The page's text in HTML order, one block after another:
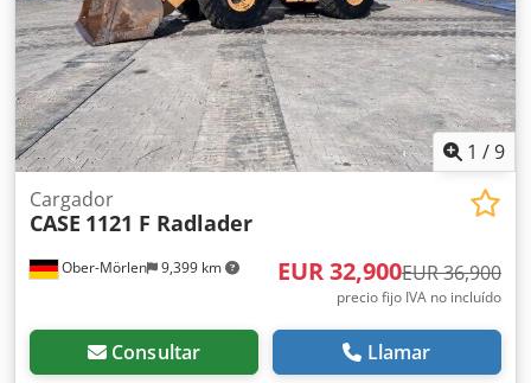
1 /9
Ober-Mörlen 9,399 km
Cargador
CASE 1121 F Radlader
EUR 32,900EUR 36,900
precio fijo IVA no incluído
Consultar Llamar